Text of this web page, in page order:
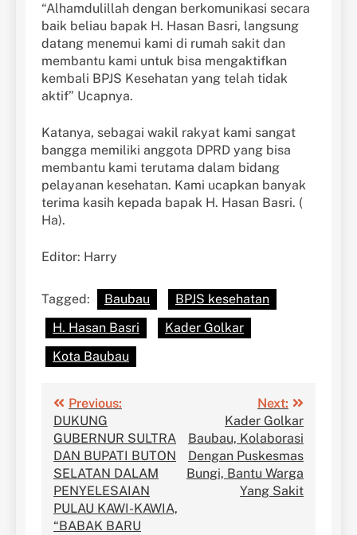
“Alhamdulillah dengan berkomunikasi secara
baik beliau bapak H. Hasan Basri, langsung
datang menemui kami di rumah sakit dan
membantu kami untuk bisa mengaktifkan
kembali BPJS Kesehatan yang telah tidak
aktif” Ucapnya.
Katanya, sebagai wakil rakyat kami sangat
bangga memiliki anggota DPRD yang bisa
membantu kami terutama dalam bidang
pelayanan kesehatan. Kami ucapkan banyak
terima kasih kepada bapak H. Hasan Basri. (
Ha).
Editor: Harry
Tagged: Baubau
BPJS kesehatan
H. Hasan Basri
Kader Golkar
Kota Baubau
Navigasi
pos
Previous:
DUKUNG
GUBERNUR SULTRA
DAN BUPATI BUTON
SELATAN DALAM
PENYELESAIAN
PULAU KAWI-KAWIA,
“BABAK BARU
Next:
Kader Golkar
Baubau, Kolaborasi
Dengan Puskesmas
Bungi, Bantu Warga
Yang Sakit